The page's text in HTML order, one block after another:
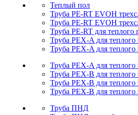
Теплый пол
Труба PE-RT EVOH
Труба PE-RT EVOH
Труба PE-RT для теплого
Труба PEX-A для теплого
Труба PEX-A для теплого
Труба PEX-A для теплого
Труба PEX-B для теплого
Труба PEX-B для теплого
Труба PEX-B для теплого
Труба ПНД